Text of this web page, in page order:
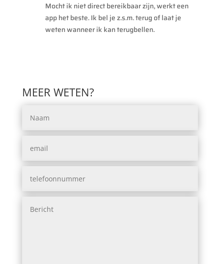
Mocht ik niet direct bereikbaar zijn, werkt een
app het beste. Ik bel je z.s.m. terug of laat je
weten wanneer ik kan terugbellen.
MEER WETEN?